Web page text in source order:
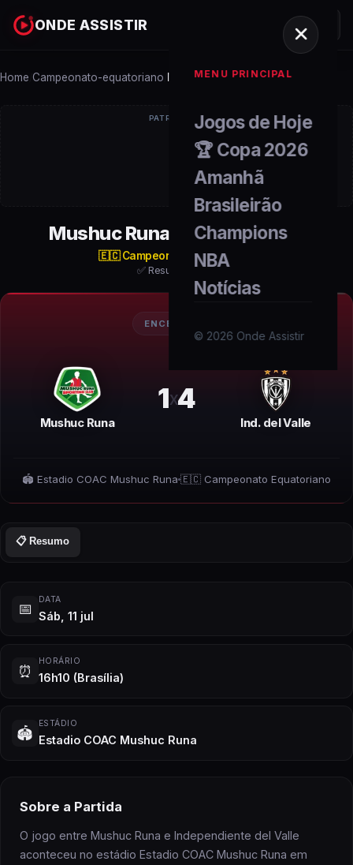
ONDE ASSISTIR
MENU PRINCIPAL
Jogos de Hoje
🏆 Copa 2026
Amanhã
Brasileirão
Champions
NBA
Notícias
© 2026 Onde Assistir
Home Campeonato-equatoriano Mushuc Runa x Ind. del Valle
PATROCÍNIO
Mushuc Runa x Ind. del Valle
🇪🇨 Campeonato Equatoriano
✅ Resultado Final
ENCERRADO
Mushuc Runa
1x4
Ind. del Valle
🏟️ Estadio COAC Mushuc Runa 🇪🇨 Campeonato Equatoriano
📋 Resumo
📅
DATA
Sáb, 11 jul
⏰
HORÁRIO
16h10 (Brasília)
🏟️
ESTÁDIO
Estadio COAC Mushuc Runa
Sobre a Partida
O jogo entre Mushuc Runa e Independiente del Valle
aconteceu no estádio Estadio COAC Mushuc Runa em